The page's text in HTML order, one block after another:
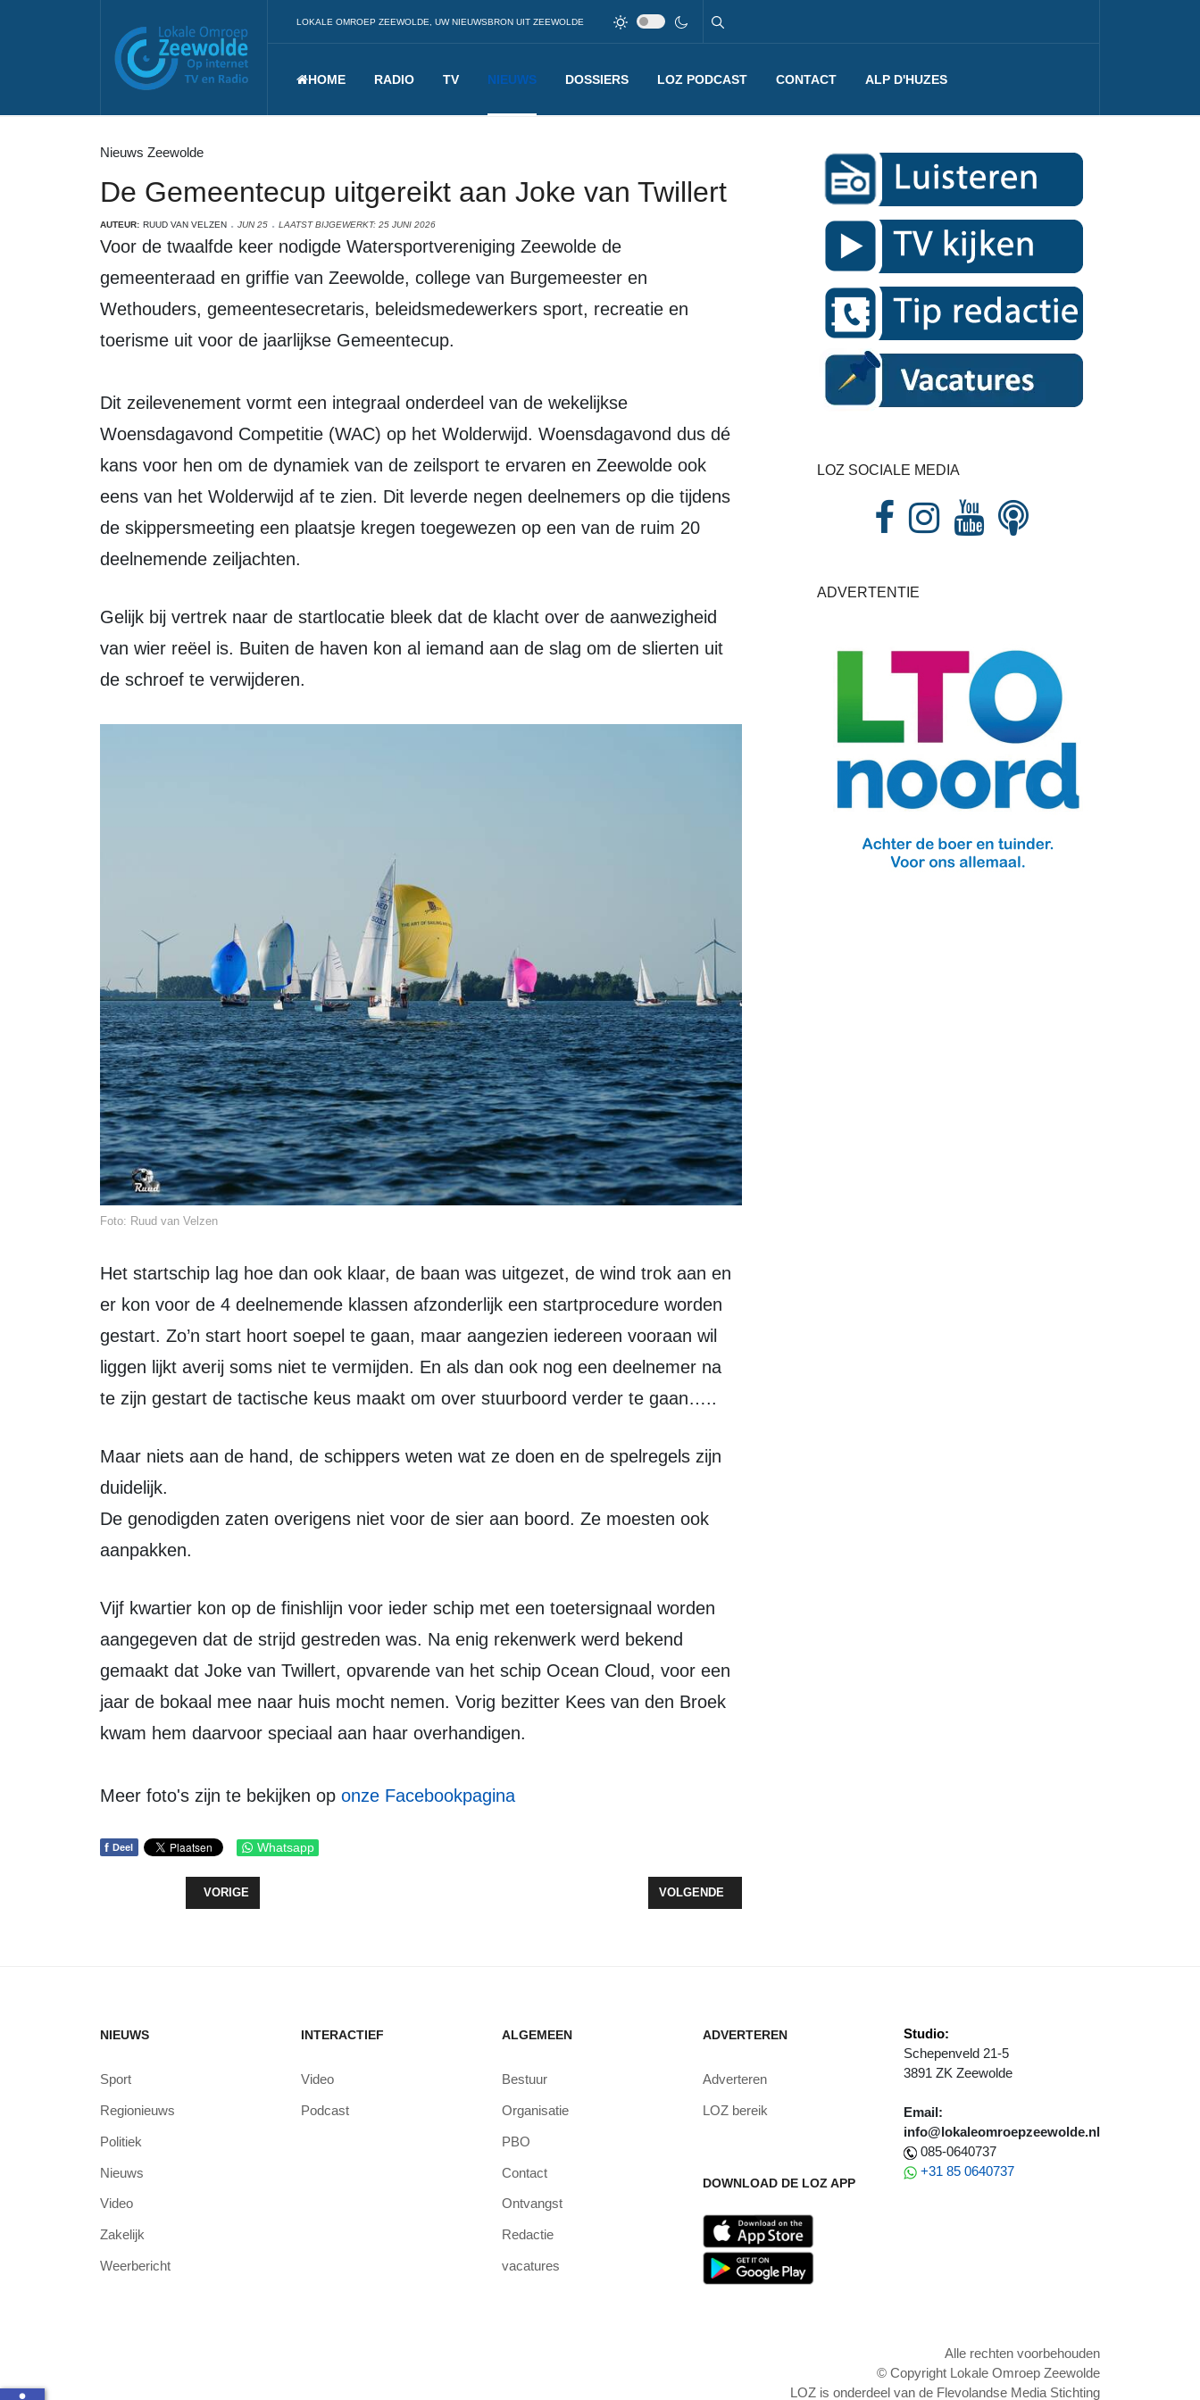
LOKALE OMROEP ZEEWOLDE, UW NIEUWSBRON UIT ZEEWOLDE
HOME RADIO TV NIEUWS DOSSIERS LOZ PODCAST CONTACT ALP D'HUZES
Nieuws Zeewolde
De Gemeentecup uitgereikt aan Joke van Twillert
AUTEUR: RUUD VAN VELZEN JUN 25 LAATST BIJGEWERKT: 25 JUNI 2026
Voor de twaalfde keer nodigde Watersportvereniging Zeewolde de
gemeenteraad en griffie van Zeewolde, college van Burgemeester en
Wethouders, gemeentesecretaris, beleidsmedewerkers sport, recreatie en
toerisme uit voor de jaarlijkse Gemeentecup.
Dit zeilevenement vormt een integraal onderdeel van de wekelijkse
Woensdagavond Competitie (WAC) op het Wolderwijd. Woensdagavond dus dé
kans voor hen om de dynamiek van de zeilsport te ervaren en Zeewolde ook
eens van het Wolderwijd af te zien. Dit leverde negen deelnemers op die tijdens
de skippersmeeting een plaatsje kregen toegewezen op een van de ruim 20
deelnemende zeiljachten.
Gelijk bij vertrek naar de startlocatie bleek dat de klacht over de aanwezigheid
van wier reëel is. Buiten de haven kon al iemand aan de slag om de slierten uit
de schroef te verwijderen.
Foto: Ruud van Velzen
Het startschip lag hoe dan ook klaar, de baan was uitgezet, de wind trok aan en
er kon voor de 4 deelnemende klassen afzonderlijk een startprocedure worden
gestart. Zo’n start hoort soepel te gaan, maar aangezien iedereen vooraan wil
liggen lijkt averij soms niet te vermijden. En als dan ook nog een deelnemer na
te zijn gestart de tactische keus maakt om over stuurboord verder te gaan…..
Maar niets aan de hand, de schippers weten wat ze doen en de spelregels zijn
duidelijk.
De genodigden zaten overigens niet voor de sier aan boord. Ze moesten ook
aanpakken.
Vijf kwartier kon op de finishlijn voor ieder schip met een toetersignaal worden
aangegeven dat de strijd gestreden was. Na enig rekenwerk werd bekend
gemaakt dat Joke van Twillert, opvarende van het schip Ocean Cloud, voor een
jaar de bokaal mee naar huis mocht nemen. Vorig bezitter Kees van den Broek
kwam hem daarvoor speciaal aan haar overhandigen.
Meer foto's zijn te bekijken op onze Facebookpagina
f Deel Whatsapp
VORIG ARTIKEL: VERBOUWING MAATSCHAPPELIJK CENTRUM ZEEWOLDE GAAT NOG VOOR DE BOUWVAKVAKANTIE EEN NIEUWE FASE IN
VORIGE VOLGENDE ARTIKEL: ZEEWOLDE TRAPT DE ZOMER AF MET GRATIS FIETSBINGO
VOLGENDE
LOZ SOCIALE MEDIA
ADVERTENTIE
NIEUWS
Sport
Regionieuws
Politiek
Nieuws
Video
Zakelijk
Weerbericht
INTERACTIEF
Video
Podcast
ALGEMEEN
Bestuur
Organisatie
PBO
Contact
Ontvangst
Redactie
vacatures
ADVERTEREN
Adverteren
LOZ bereik
DOWNLOAD DE LOZ APP
Studio:
Schepenveld 21-5
3891 ZK Zeewolde
Email:
info@lokaleomroepzeewolde.nl
085-0640737
+31 85 0640737
Alle rechten voorbehouden
© Copyright Lokale Omroep Zeewolde
LOZ is onderdeel van de Flevolandse Media Stichting